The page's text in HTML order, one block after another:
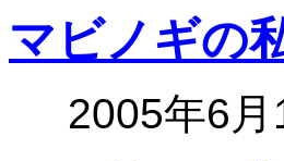
マビノギの
2005年6